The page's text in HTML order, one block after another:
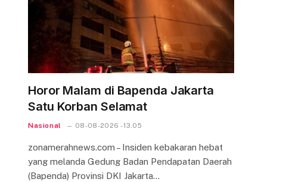
Horor Malam di Bapenda Jakarta
Satu Korban Selamat
Nasional 08-08-2026 - 13.05
zonamerahnews.com – Insiden kebakaran hebat
yang melanda Gedung Badan Pendapatan Daerah
(Bapenda) Provinsi DKI Jakarta…